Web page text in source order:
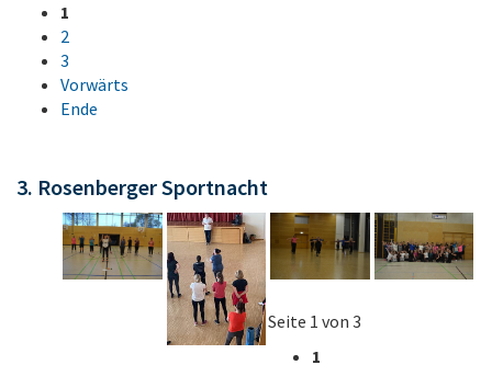
1
2
3
Vorwärts
Ende
3. Rosenberger Sportnacht
Seite 1 von 3
1